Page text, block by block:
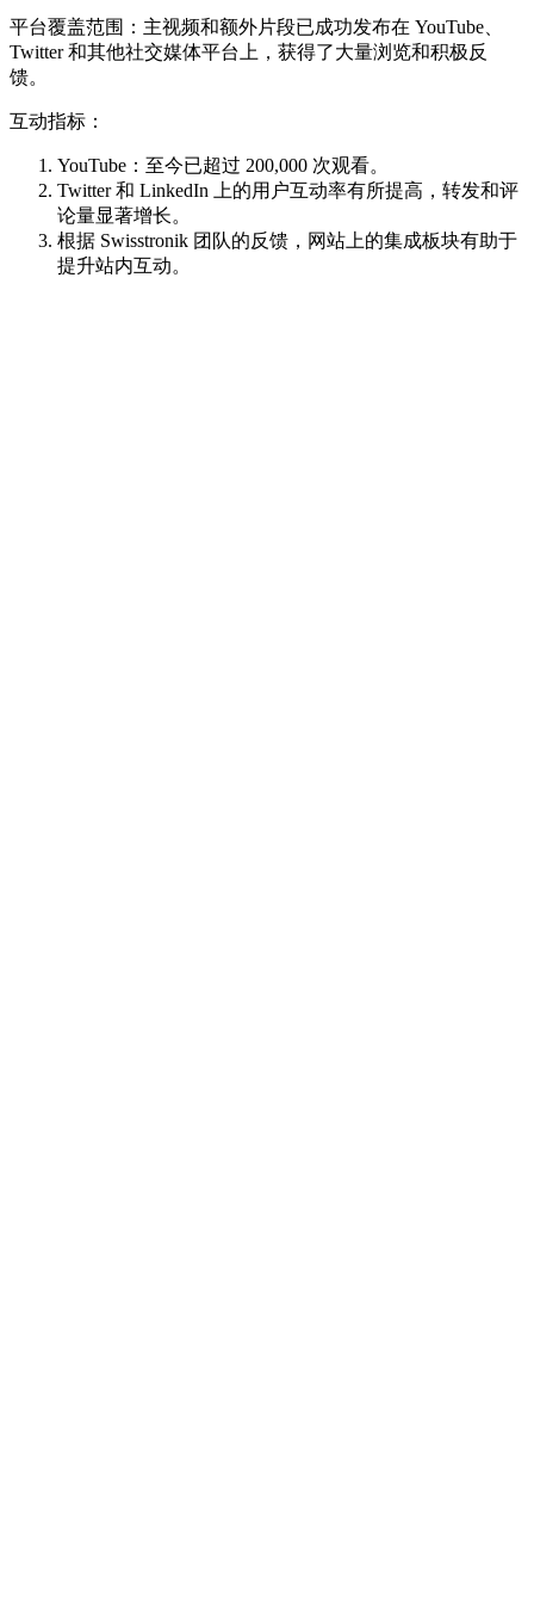
平台覆盖范围：主视频和额外片段已成功发布在 YouTube、
Twitter 和其他社交媒体平台上，获得了大量浏览和积极反
馈。
互动指标：
YouTube：至今已超过 200,000 次观看。
Twitter 和 LinkedIn 上的用户互动率有所提高，转发和评
论量显著增长。
根据 Swisstronik 团队的反馈，网站上的集成板块有助于
提升站内互动。